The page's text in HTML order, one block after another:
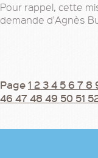
Pour rappel, cette
demande d'Agnès
Page1 2 34 56 78
46 4748 49 50 51